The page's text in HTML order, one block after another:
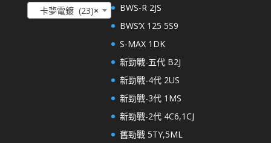
×
卡夢電鍍 (23)
BWS-R 2JS
BWS’X 125 5S9
S-MAX 1DK
新勁戰-五代 B2J
新勁戰-4代 2US
新勁戰-3代 1MS
新勁戰-2代 4C6,1CJ
舊勁戰 5TY,5ML